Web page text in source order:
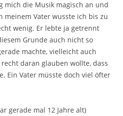
mich die Musik magisch an und
meinem Vater wusste ich bis zu
wenig. Er lebte ja getrennt
Grunde auch nicht so
machte, vielleicht auch
daran glauben wollte, dass
Ein Vater müsste doch viel öfter
gerade mal 12 Jahre alt)